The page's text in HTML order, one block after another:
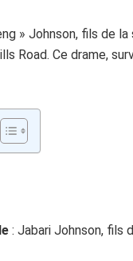
» Johnson, fils de
Road. Ce drame,
: Jabari Johnson, fils